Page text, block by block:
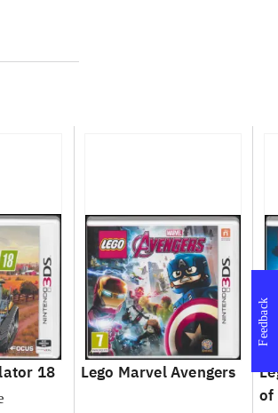
18 Lego Marvel Avengers
of
Feedback